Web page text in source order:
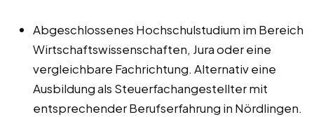
Abgeschlossenes Hochschulstudium im Bereich
Wirtschaftswissenschaften, Jura oder eine
vergleichbare Fachrichtung. Alternativ eine
Ausbildung als Steuerfachangestellter mit
entsprechender Berufserfahrung in Nördlingen.